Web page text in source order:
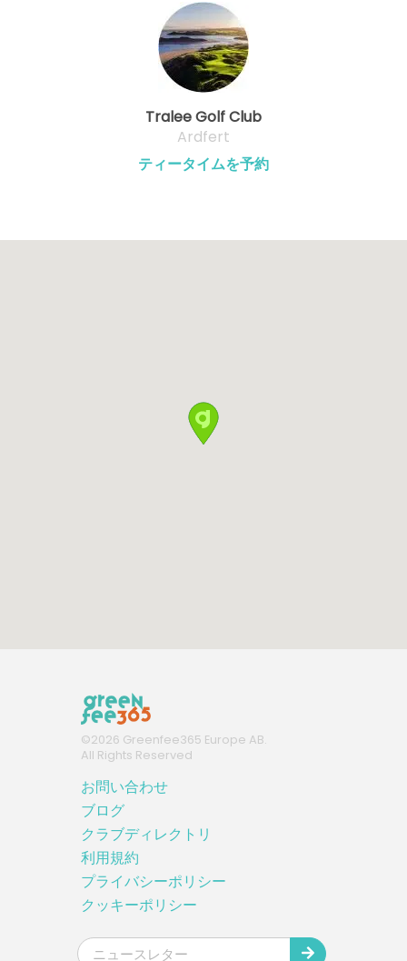
Tralee Golf Club
Ardfert
ティータイムを予約
©2026 Greenfee365 Europe AB.
All Rights Reserved
お問い合わせ
ブログ
クラブディレクトリ
利用規約
プライバシーポリシー
クッキーポリシー